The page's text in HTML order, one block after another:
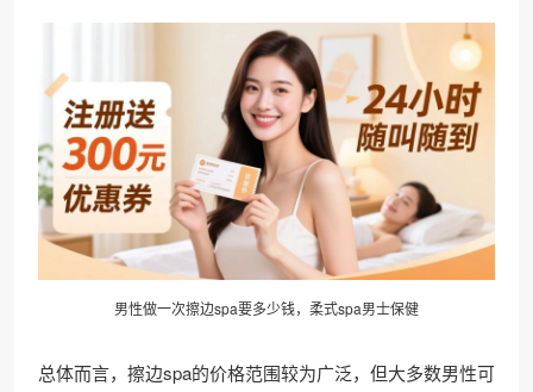
男性做一次擦边spa要多少钱，柔式spa男士保健
总体而言，擦边spa的价格范围较为广泛，但大多数男性可